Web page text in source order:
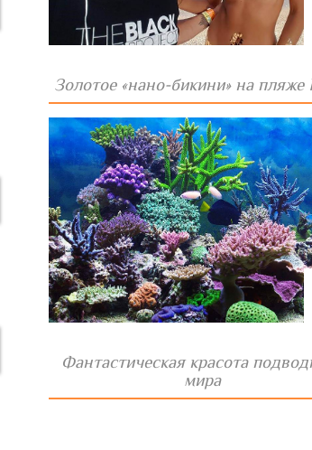
Золотое «нано-бикини» на пляже
Фантастическая красота
мира